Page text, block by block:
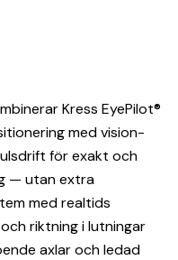
Kress EyePilot®
med vision-
för exakt och
— utan extra
med realtids
riktning i lutningar
axlar och ledad